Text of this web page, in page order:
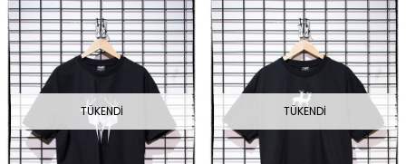
TÜKENDI TÜKENDI